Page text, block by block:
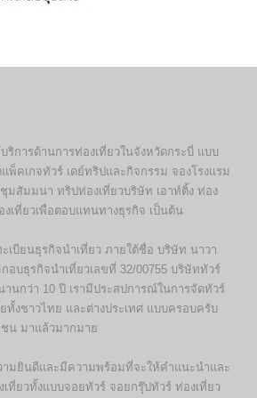
การด้านการท่องเที่ยวในจังหวัดกระบี่ แบบ
พ็คเกจทัวร์ เดย์ทริปและกิจกรรม จองโรงแรม
มสัมมนา ทริปท่องเที่ยวบริษัท เอาท์ติ้ง ท่อง
เที่ยวเพื่อตอบแทนทางธุรกิจ เป็นต้น
เบียนธุรกิจนำเที่ยว ภายใต้ชื่อ บริษัท นาวา
บธุรกิจนำเที่ยวเลขที่ 32/00755 บริษัททัวร์
านกว่า 10 ปี เรามีประสปการณ์ในการจัดทัวร์
ทั้งชาวไทย และต่างประเทศ แบบครอบครับ
น มาแล้วมากมาย
มยินดีและมีความพร้อมที่จะให้คำแนะนำและ
ที่ยวทั้งแบบจอยทัวร์ จอยกรุ๊ปทัวร์ ท่องเที่ยว